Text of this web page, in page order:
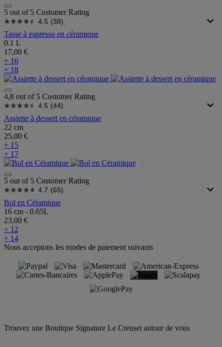
5 out of 5 Customer Rating
4.5 (38)
Tasse à espresso en céramique
0.1 L
17,00 €
+ 16
+ 18
4,8 out of 5 Customer Rating
4.5 (44)
Assiette à dessert en céramique
22 cm
25,00 €
+ 15
+ 17
5 out of 5 Customer Rating
4.7 (65)
Bol en Céramique
16 cm - 0.65L
23,00 €
+ 12
+ 14
Nous acceptons les modes de paiement suivants
Trouvez une Boutique Signature Le Creuset autour de vous